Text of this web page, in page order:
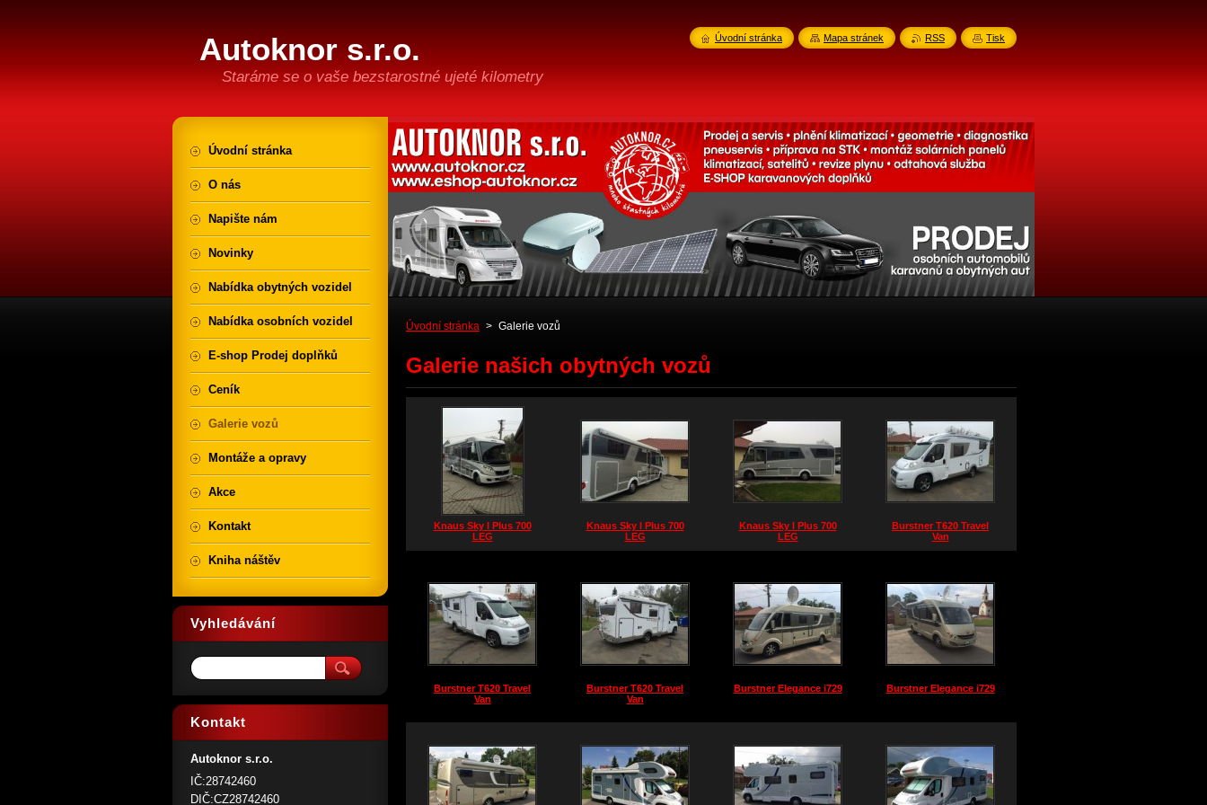
Autoknor s.r.o.
Staráme se o vaše bezstarostné ujeté kilometry
Úvodní stránka > Galerie vozů
Galerie našich obytných vozů
Knaus Sky I Plus 700
LEG
Knaus Sky I Plus 700
LEG
Knaus Sky I Plus 700
LEG
Burstner T620 Travel
Van
Burstner T620 Travel
Van
Burstner T620 Travel
Van
Burstner Elegance i729 Burstner Elegance i729
Úvodní stránka
O nás
Napište nám
Novinky
Nabídka obytných vozidel
Nabídka osobních vozidel
E-shop Prodej doplňků
Ceník
Galerie vozů
Montáže a opravy
Akce
Kontakt
Kniha náštěv
Vyhledávání
Kontakt
Autoknor s.r.o.
IČ:28742460
DIČ:CZ28742460
Úvodní stránka Mapa stránek RSS Tisk